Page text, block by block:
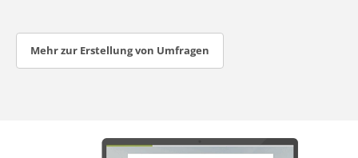
Mehr zur Erstellung von Umfragen